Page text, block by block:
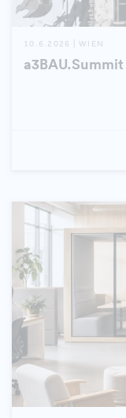
10.6.2026 | WIEN
a3BAU.Summit